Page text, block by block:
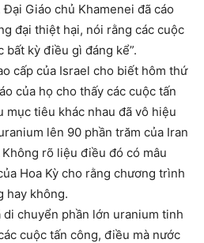
Giáo chủ Khamenei đã cáo
đại thiệt hại, nói rằng các cuộc
bất kỳ điều gì đáng kể”.
cấp của Israel cho biết hôm thứ
của họ cho thấy các cuộc tấn
mục tiêu khác nhau đã vô hiệu
lên 90 phần trăm của Iran
rõ liệu điều đó có mâu
Hoa Kỳ cho rằng chương trình
hay không.
di chuyển phần lớn uranium tinh
cuộc tấn công, điều mà nước